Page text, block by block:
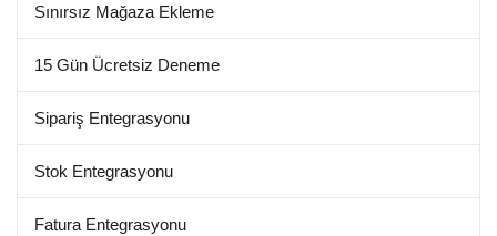
Sınırsız Mağaza Ekleme
15 Gün Ücretsiz Deneme
Sipariş Entegrasyonu
Stok Entegrasyonu
Fatura Entegrasyonu